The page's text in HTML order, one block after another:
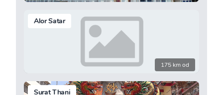
Alor Satar
175 km od
Surat Thani